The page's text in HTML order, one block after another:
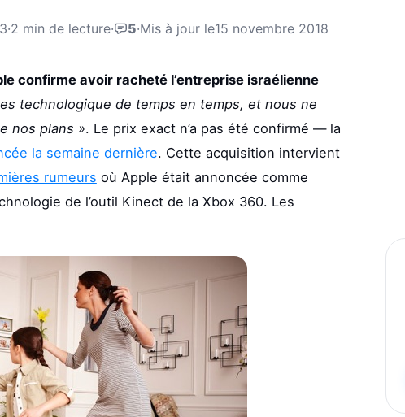
·2 min de lecture· 5·Mis à jour le15 novembre 2018
confirme avoir racheté l’entreprise israélienne
technologique de temps en temps, et nous ne
nos plans ». Le prix exact n’a pas été confirmé — la
la semaine dernière. Cette acquisition intervient
rumeurs où Apple était annoncée comme
de l’outil Kinect de la Xbox 360. Les